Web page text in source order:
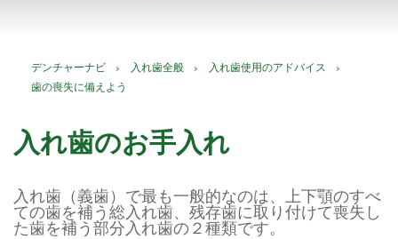
デンチャーナビ 入れ歯全般
入れ歯使用のアドバイス
歯の喪失に備えよう
入れ歯のお手入れ
入れ歯（義歯）で最も一般的なのは、上下顎のすべ
ての歯を補う総入れ歯、残存歯に取り付けて喪失し
た歯を補う部分入れ歯の２種類です。